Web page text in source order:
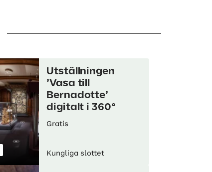
Utställningen
’Vasa till
Bernadotte’
digitalt i 360°
Gratis
Kungliga slottet